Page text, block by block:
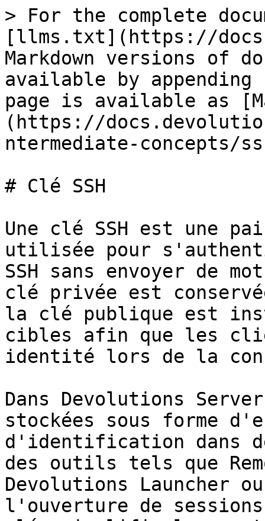
> For the complete
[llms.txt](https://
Markdown versions of
available by
page is available as
(https://
ntermediate-concepts/
# Clé SSH
Une clé SSH est une
utilisée pour
SSH sans envoyer de
clé privée est
la clé publique est
cibles afin que les
identité lors de la
Dans Devolutions
stockées sous forme
d'identification dans
des outils tels que
Devolutions Launcher
l'ouverture de